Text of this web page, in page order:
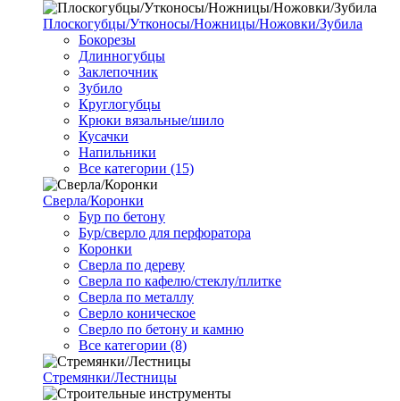
Плоскогубцы/Утконосы/Ножницы/Ножовки/Зубила
Бокорезы
Длинногубцы
Заклепочник
Зубило
Круглогубцы
Крюки вязальные/шило
Кусачки
Напильники
Все категории (15)
Сверла/Коронки
Бур по бетону
Бур/сверло для перфоратора
Коронки
Сверла по дереву
Сверла по кафелю/стеклу/плитке
Сверла по металлу
Сверло коническое
Сверло по бетону и камню
Все категории (8)
Стремянки/Лестницы